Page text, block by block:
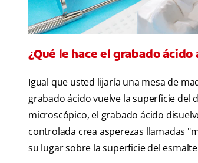
¿Qué le hace el grabado ácido
Igual que usted lijaría una mesa de
grabado ácido vuelve la superficie del
microscópico, el grabado ácido
controlada crea asperezas llamadas
su lugar sobre la superficie del